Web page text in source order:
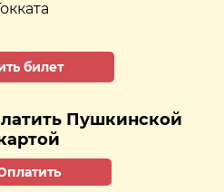
билет
Пушкинской